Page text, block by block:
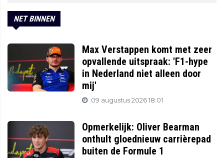
NET BINNEN
Max Verstappen komt met zeer
opvallende uitspraak: 'F1-hype
in Nederland niet alleen door
mij'
09 augustus 2026 18:01
Opmerkelijk: Oliver Bearman
onthult gloednieuw carrièrepad
buiten de Formule 1